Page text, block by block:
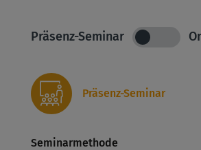
Präsenz-Seminar
Präsenz-Seminar
Seminarmethode